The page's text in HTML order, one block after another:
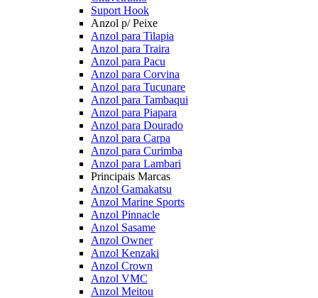
Suport Hook
Anzol p/ Peixe
Anzol para Tilapia
Anzol para Traira
Anzol para Pacu
Anzol para Corvina
Anzol para Tucunare
Anzol para Tambaqui
Anzol para Piapara
Anzol para Dourado
Anzol para Carpa
Anzol para Curimba
Anzol para Lambari
Principais Marcas
Anzol Gamakatsu
Anzol Marine Sports
Anzol Pinnacle
Anzol Sasame
Anzol Owner
Anzol Kenzaki
Anzol Crown
Anzol VMC
Anzol Meitou